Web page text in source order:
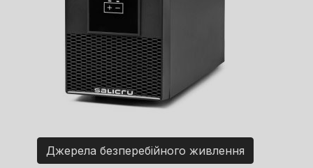
Джерела безперебійного живлення